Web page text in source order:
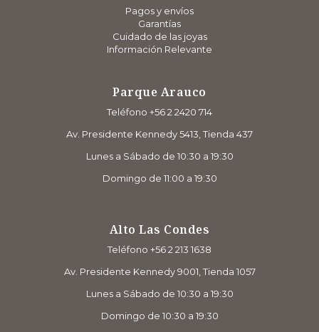
Pagos y envíos
Garantías
Cuidado de las joyas
Información Relevante
Parque Arauco
Teléfono +56 2 2420 714
Av. Presidente Kennedy 5413, Tienda 437
Lunes a Sábado de 10:30 a 19:30
Domingo de 11:00 a 19:30
Alto Las Condes
Teléfono +56 2 213 1638
Av. Presidente Kennedy 9001, Tienda 1057
Lunes a Sábado de 10:30 a 19:30
Domingo de 10:30 a 19:30